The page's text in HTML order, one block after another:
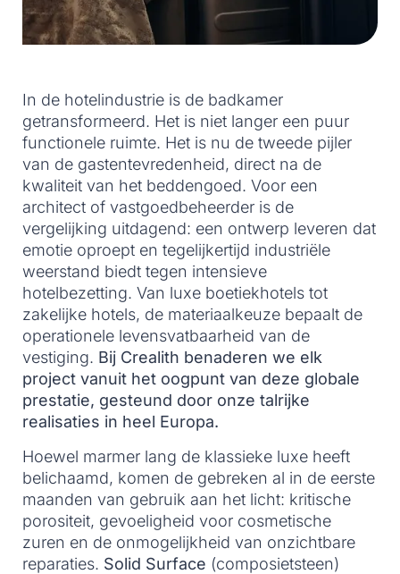
In de hotelindustrie is de badkamer
getransformeerd. Het is niet langer een puur
functionele ruimte. Het is nu de tweede pijler
van de gastentevredenheid, direct na de
kwaliteit van het beddengoed. Voor een
architect of vastgoedbeheerder is de
vergelijking uitdagend: een ontwerp leveren dat
emotie oproept en tegelijkertijd industriële
weerstand biedt tegen intensieve
hotelbezetting. Van luxe boetiekhotels tot
zakelijke hotels, de materiaalkeuze bepaalt de
operationele levensvatbaarheid van de
vestiging. Bij Crealith benaderen we elk
project vanuit het oogpunt van deze globale
prestatie, gesteund door onze talrijke
realisaties in heel Europa.
Hoewel marmer lang de klassieke luxe heeft
belichaamd, komen de gebreken al in de eerste
maanden van gebruik aan het licht: kritische
porositeit, gevoeligheid voor cosmetische
zuren en de onmogelijkheid van onzichtbare
reparaties. Solid Surface (composietsteen)